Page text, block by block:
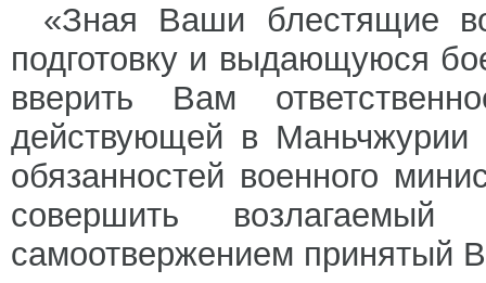
«Зная Ваши блестящие
подготовку и выдающуюся
вверить Вам
действующей в Маньчжурии
обязанностей военного
совершить
самоотвержением принятый